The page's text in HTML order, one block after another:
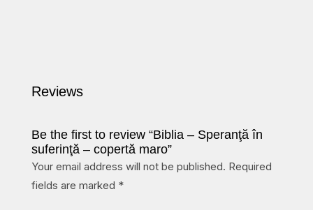
Reviews
Be the first to review “Biblia – Speranţă în
suferinţă – copertă maro”
Your email address will not be published. Required
fields are marked *